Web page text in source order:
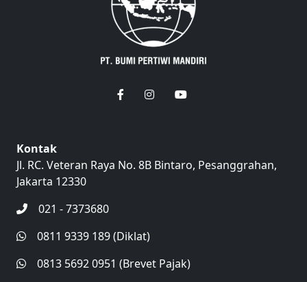
Kontak
Jl. RC. Veteran Raya No. 8B Bintaro, Pesanggrahan,
Jakarta 12330
021 - 7373680
0811 9339 189 (Diklat)
0813 5692 0951 (Brevet Pajak)